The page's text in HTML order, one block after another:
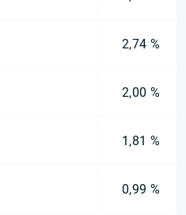
2,74 %
2,00 %
1,81 %
0,99 %